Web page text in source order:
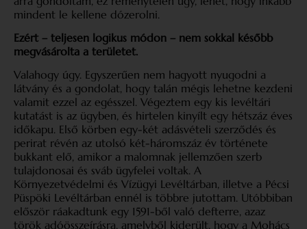
mindent le kellene dózerolni.
Ezért – teljesen logikus módon – nem sokkal később
megvásárolta a területet.
Valahogy úgy. Egyszerűen nem hagyott nyugodni a
látvány és a gondolat, hogy talán mégis lehetne kezdeni
valamit ezzel az egésszel. Végeztem egy kis levéltári
kutatást is az ügyben, és hirtelen kinyílt egy hétszáz éves
időkapu. Első körben egy-két adásvételi szerződés és
perirat révén az utolsó két-háromszáz év története
bukkant elő, amikor a malomnak jellemzően szerb
tulajdonosai és sváb ügyfelei voltak. A
Környezetvédelmi és Vízügyi Levéltárban, illetve a Pécsi
Püspöki Levéltárban ennél is többre jutottam. Utóbbiban
először ráakadtunk egy 1591-ből való defterre, azaz
török adóösszeírásra, amelyből kiderült, hogy a Mohács